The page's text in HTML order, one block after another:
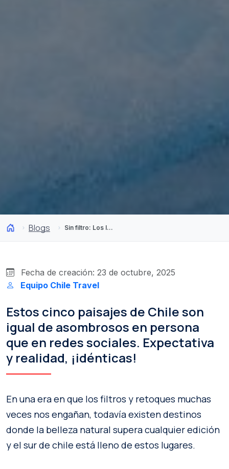
Blogs Sin filtro: Los lugares más bonitos y reales de Chile
Fecha de creación: 23 de octubre, 2025
Equipo Chile Travel
Estos cinco paisajes de Chile son
igual de asombrosos en persona
que en redes sociales. Expectativa
y realidad, ¡idénticas!
En una era en que los filtros y retoques muchas
veces nos engañan, todavía existen destinos
donde la belleza natural supera cualquier edición
y el sur de chile está lleno de estos lugares.